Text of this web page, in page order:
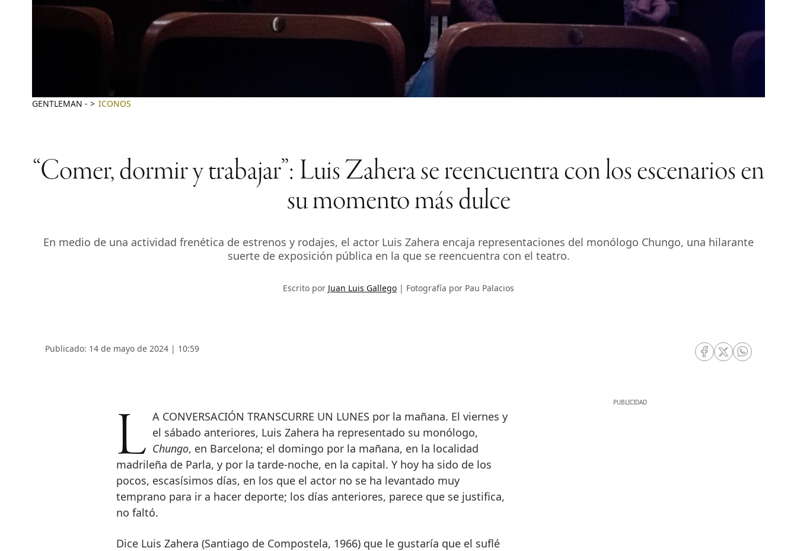
GENTLEMAN - ICONOS
“Comer, dormir y trabajar”: Luis Zahera se reencuentra con los escenarios en
su momento más dulce
En medio de una actividad frenética de estrenos y rodajes, el actor Luis Zahera encaja representaciones del monólogo Chungo, una hilarante
suerte de exposición pública en la que se reencuentra con el teatro.
Escrito por Juan Luis Gallego Fotografía por Pau Palacios
Publicado: 14 de mayo de 2024 | 10:59
RRSS Facebook
RRSS Twitter
RRSS
LA CONVERSACIÓN TRANSCURRE UN LUNES por la mañana. El viernes y el sábado anteriores, Luis Zahera ha representado su monólogo,
Chungo, en Barcelona; el domingo por la mañana, en la localidad
madrileña de Parla, y por la tarde-noche, en la capital. Y hoy ha sido de los
pocos, escasísimos días, en los que el actor no se ha levantado muy
temprano para ir a hacer deporte; los días anteriores, parece que se justifica,
no faltó.
Dice Luis Zahera (Santiago de Compostela, 1966) que le gustaría que el suflé